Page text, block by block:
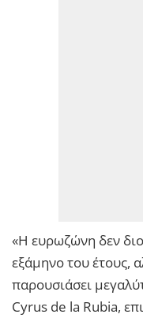
«Η ευρωζώνη δεν
εξάμηνο του έτους,
παρουσιάσει
Cyrus de la Rubia,